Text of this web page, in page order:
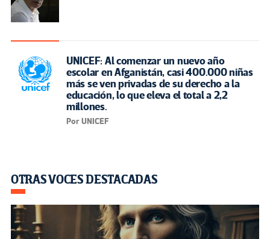
UNICEF: Al comenzar un nuevo año
escolar en Afganistán, casi 400.000 niñas
más se ven privadas de su derecho a la
educación, lo que eleva el total a 2,2
millones.
Por UNICEF
OTRAS VOCES DESTACADAS